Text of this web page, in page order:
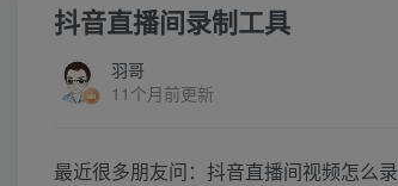
抖音直播间录制工具
羽哥
11个月前更新
最近很多朋友问：抖音直播间视频怎么录